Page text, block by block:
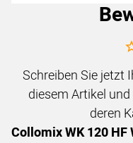
Schreiben Sie jetzt
diesem Artikel
deren
Collomix WK 120